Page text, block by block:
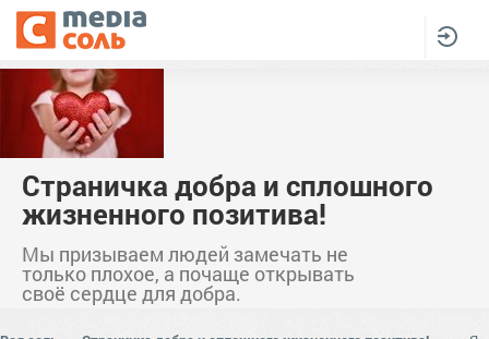
Страничка добра и сплошного
жизненного позитива!
Мы призываем людей замечать не
только плохое, а почаще открывать
своё сердце для добра.